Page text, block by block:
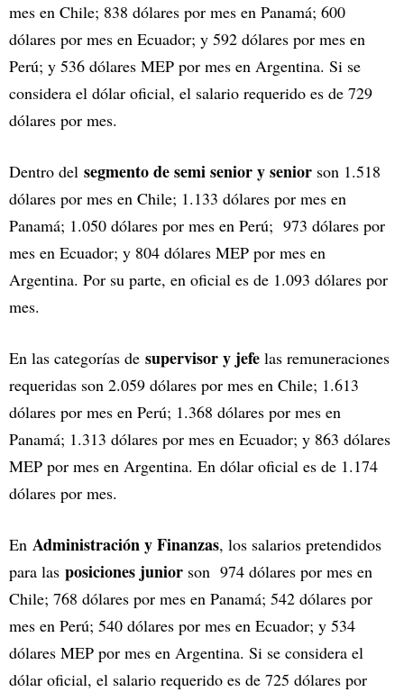
mes en Chile; 838 dólares por mes en Panamá; 600
dólares por mes en Ecuador; y 592 dólares por mes en
Perú; y 536 dólares MEP por mes en Argentina. Si se
considera el dólar oficial, el salario requerido es de 729
dólares por mes.
Dentro del segmento de semi senior y senior son 1.518
dólares por mes en Chile; 1.133 dólares por mes en
Panamá; 1.050 dólares por mes en Perú; 973 dólares por
mes en Ecuador; y 804 dólares MEP por mes en
Argentina. Por su parte, en oficial es de 1.093 dólares por
mes.
En las categorías de supervisor y jefe las remuneraciones
requeridas son 2.059 dólares por mes en Chile; 1.613
dólares por mes en Perú; 1.368 dólares por mes en
Panamá; 1.313 dólares por mes en Ecuador; y 863 dólares
MEP por mes en Argentina. En dólar oficial es de 1.174
dólares por mes.
En Administración y Finanzas, los salarios pretendidos
para las posiciones junior son 974 dólares por mes en
Chile; 768 dólares por mes en Panamá; 542 dólares por
mes en Perú; 540 dólares por mes en Ecuador; y 534
dólares MEP por mes en Argentina. Si se considera el
dólar oficial, el salario requerido es de 725 dólares por